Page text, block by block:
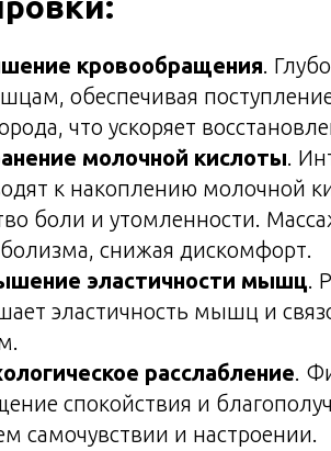
кровообращения.
обеспечивая
что ускоряет
молочной кислоты.
к накоплению молочной
боли и утомленности.
снижая дискомфорт.
эластичности мышц.
эластичность мышц и
расслабление.
спокойствия и
самочувствии и настроении.